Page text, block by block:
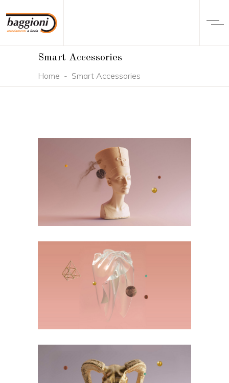
Smart Accessories
Home - Smart Accessories